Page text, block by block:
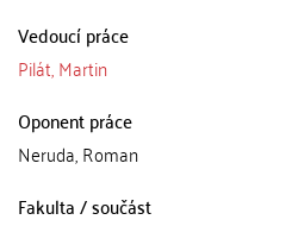
Vedoucí práce
Pilát, Martin
Oponent práce
Neruda, Roman
Fakulta / součást